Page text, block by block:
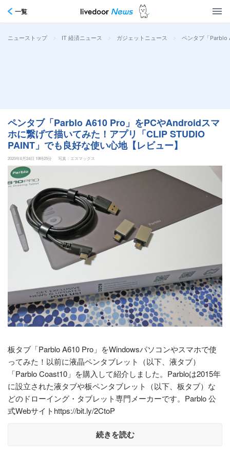
一覧
ニューストップ > IT 経済ニュース > ガジェットニュース > ペンタブ「Parblo
ペンタブ「Parblo A610 Pro」をPCやAndroidスマ
ホに繋げて描いてみた！アプリ「CLIP STUDIO
PAINT」でも良好な使い心地【レビュー】
2020年6月24日 19時25分 写真：エスマックス
板タブ「Parblo A610 Pro」をWindowsパソコンやスマホで使
ってみた！以前に液晶ペンタブレット（以下、液タブ）
「Parblo Coast10」を購入して紹介しました。Parbloは2015年
に設立された液タブや板ペンタブレット（以下、板タブ）な
どのドローイング・タブレット専門メーカーです。Parblo 公
式Webサイトhttps://bit.ly/2CtoP
続きを読む